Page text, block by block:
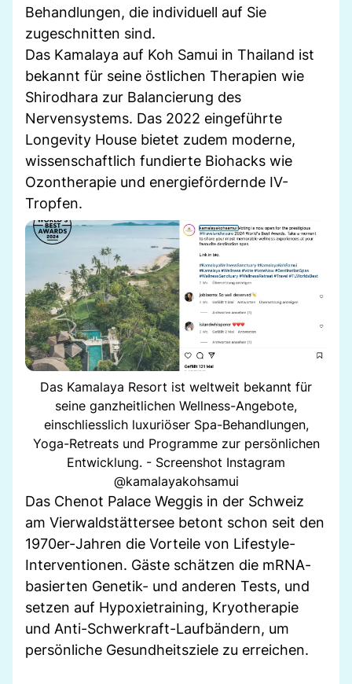
Behandlungen, die individuell auf Sie
zugeschnitten sind.
Das Kamalaya auf Koh Samui in Thailand ist
bekannt für seine östlichen Therapien wie
Shirodhara zur Balancierung des
Nervensystems. Das 2022 eingeführte
Longevity House bietet zudem moderne,
wissenschaftlich fundierte Biohacks wie
Ozontherapie und energiefördernde IV-
Tropfen.
Das Kamalaya Resort ist weltweit bekannt für
seine ganzheitlichen Wellness-Angebote,
einschliesslich luxuriöser Spa-Behandlungen,
Yoga-Retreats und Programme zur persönlichen
Entwicklung. - Screenshot Instagram
@kamalayakohsamui
Das Chenot Palace Weggis in der Schweiz
am Vierwaldstättersee betont schon seit den
1970er-Jahren die Vorteile von Lifestyle-
Interventionen. Gäste schätzen die mRNA-
basierten Genetik- und anderen Tests, und
setzen auf Hypoxietraining, Kryotherapie
und Anti-Schwerkraft-Laufbändern, um
persönliche Gesundheitsziele zu erreichen.